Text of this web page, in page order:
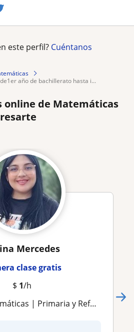
este perfil? Cuéntanos
año de bachillerato hasta i...
online de Matemáticas
Mercedes
clase gratis
$ 1/h
| Primaria y Refuerzo Escolar